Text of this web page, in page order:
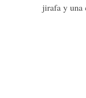
jirafa y una